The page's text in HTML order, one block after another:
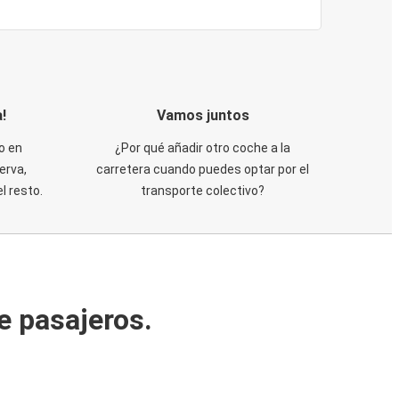
en
resto.
Vamos juntos
¿Por qué añadir otro coche a la
carretera cuando puedes optar por el
transporte colectivo?
pasajeros.